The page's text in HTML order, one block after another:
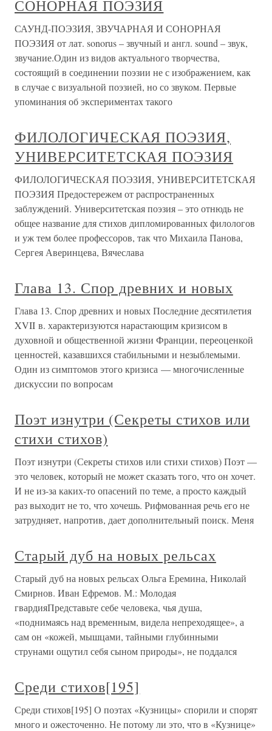
СОНОРНАЯ ПОЭЗИЯ
САУНД-ПОЭЗИЯ, ЗВУЧАРНАЯ И СОНОРНАЯ
ПОЭЗИЯ от лат. sonorus – звучный и англ. sound – звук,
звучание.Один из видов актуального творчества,
состоящий в соединении поэзии не с изображением, как
в случае с визуальной поэзией, но со звуком. Первые
упоминания об экспериментах такого
ФИЛОЛОГИЧЕСКАЯ ПОЭЗИЯ,
УНИВЕРСИТЕТСКАЯ ПОЭЗИЯ
ФИЛОЛОГИЧЕСКАЯ ПОЭЗИЯ, УНИВЕРСИТЕТСКАЯ
ПОЭЗИЯ Предостережем от распространенных
заблуждений. Университетская поэзия – это отнюдь не
общее название для стихов дипломированных филологов
и уж тем более профессоров, так что Михаила Панова,
Сергея Аверинцева, Вячеслава
Глава 13. Спор древних и новых
Глава 13. Спор древних и новых Последние десятилетия
XVII в. характеризуются нарастающим кризисом в
духовной и общественной жизни Франции, переоценкой
ценностей, казавшихся стабильными и незыблемыми.
Один из симптомов этого кризиса — многочисленные
дискуссии по вопросам
Поэт изнутри (Секреты стихов или
стихи стихов)
Поэт изнутри (Секреты стихов или стихи стихов) Поэт —
это человек, который не может сказать того, что он хочет.
И не из-за каких-то опасений по теме, а просто каждый
раз выходит не то, что хочешь. Рифмованная речь его не
затрудняет, напротив, дает дополнительный поиск. Меня
Старый дуб на новых рельсах
Старый дуб на новых рельсах Ольга Еремина, Николай
Смирнов. Иван Ефремов. М.: Молодая
гвардияПредставьте себе человека, чья душа,
«поднимаясь над временным, видела непреходящее», а
сам он «кожей, мышцами, тайными глубинными
струнами ощутил себя сыном природы», не поддался
Среди стихов[195]
Среди стихов[195] О поэтах «Кузницы» спорили и спорят
много и ожесточенно. Не потому ли это, что в «Кузнице»